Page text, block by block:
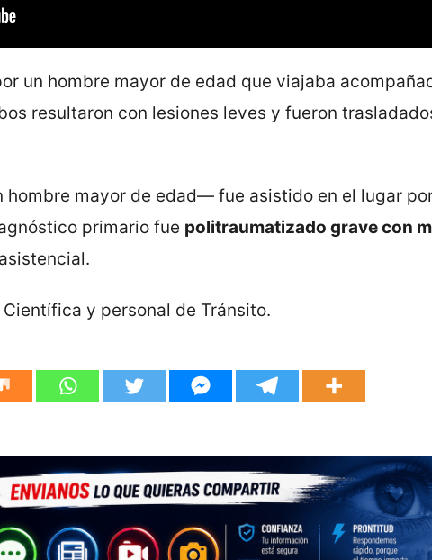
un hombre mayor de edad que viajaba
resultaron con lesiones leves y fueron
mayor de edad— fue asistido en el lugar
primario fue politraumatizado grave con
y personal de Tránsito.